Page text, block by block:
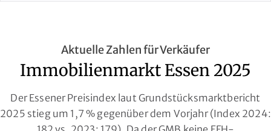
Aktuelle Zahlen für Verkäufer
Immobilienmarkt Essen 2025
Der Essener Preisindex laut Grundstücksmarktbericht
2025 stieg um 1,7 % gegenüber dem Vorjahr (Index 2024: